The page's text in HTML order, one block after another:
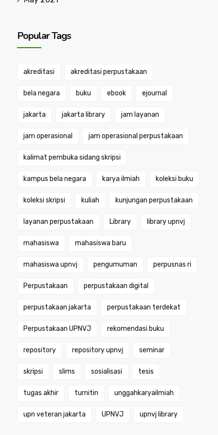
Popular Tags
akreditasi akreditasi perpustakaan
bela negara buku ebook ejournal
jakarta jakarta library jam layanan
jam operasional jam operasional perpustakaan
kalimat pembuka sidang skripsi
kampus bela negara karya ilmiah koleksi buku
koleksi skripsi kuliah kunjungan perpustakaan
layanan perpustakaan Library library upnvj
mahasiswa mahasiswa baru
mahasiswa upnvj pengumuman perpusnas ri
Perpustakaan perpustakaan digital
perpustakaan jakarta perpustakaan terdekat
Perpustakaan UPNVJ rekomendasi buku
repository repository upnvj seminar
skripsi slims sosialisasi tesis
tugas akhir turnitin unggahkaryailmiah
upn veteran jakarta UPNVJ upnvj library